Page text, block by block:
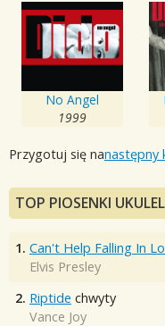
No Angel
1999
Przygotuj się nanastępny
TOP PIOSENKI
1. Can't Help Falling In
Elvis Presley
2. Riptide chwyty
Vance Joy